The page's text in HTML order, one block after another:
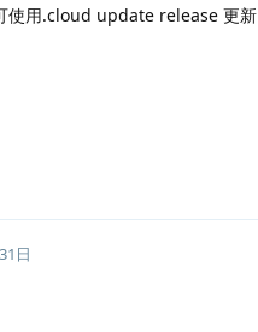
使用.cloud update release 更新
日